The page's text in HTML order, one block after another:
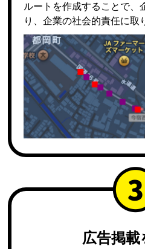
ルートを作成することで、
り、企業の社会的責任に取
広告掲載